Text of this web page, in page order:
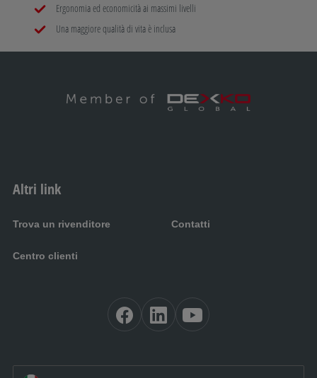
Ergonomia ed economicità ai massimi livelli
Una maggiore qualità di vita è inclusa
Altri link
Trova un rivenditore Contatti
Centro clienti